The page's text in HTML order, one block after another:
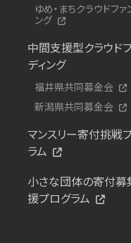
ゆめ・まちクラウドファ
ング
中間支援型クラウド
ディング
福井県共同募金会
新潟県共同募金会
マンスリー寄付挑戦
ラム
小さな団体の寄付募
援プログラム